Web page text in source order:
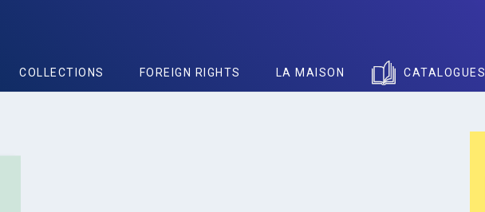
COLLECTIONS FOREIGN RIGHTS LA MAISON CATALOGUES